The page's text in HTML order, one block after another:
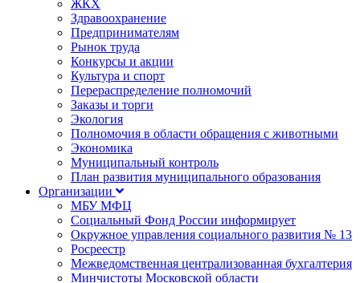
ЖКХ
Здравоохранение
Предпринимателям
Рынок труда
Конкурсы и акции
Культура и спорт
Перераспределение полномочий
Заказы и торги
Экология
Полномочия в области обращения с животными
Экономика
Муниципальный контроль
План развития муниципального образования
Организации
МБУ МФЦ
Социальный Фонд России информирует
Окружное управления социального развития № 13
Росреестр
Межведомственная централизованная бухгалтерия
Минчистоты Московской области